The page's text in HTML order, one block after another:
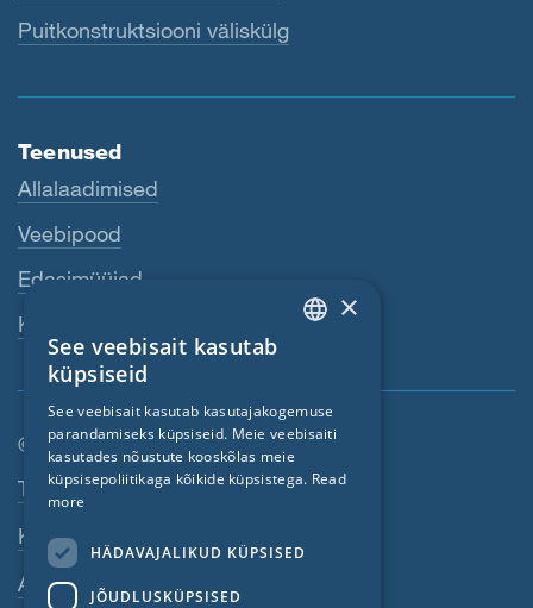
Puitkonstruktsiooni väliskülg
Teenused
Allalaadimised
Veebipood
Edasimüüjad
Kontaktisik
© SIGA 2026
Jaluse navigeerimisriba
Töökohad
Kontakt
Andmekaitse põhimõtted
FRENCH
CZECH
LATVIAN
×
See veebisait kasutab
küpsiseid
See veebisait kasutab kasutajakogemuse
parandamiseks küpsiseid. Meie veebisaiti
kasutades nõustute kooskõlas meie
küpsisepoliitikaga kõikide küpsistega. Read
more
HÄDAVAJALIKUD KÜPSISED
JÕUDLUSKÜPSISED